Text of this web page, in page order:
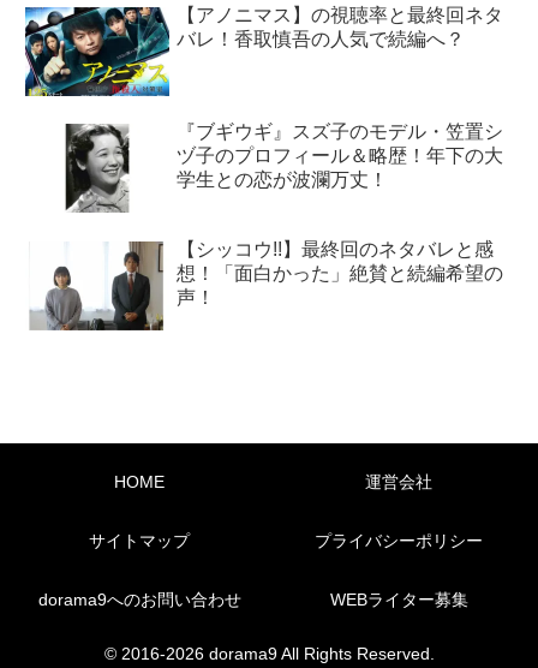
バレ！香取慎吾の人気で続編へ？
ヅ子のプロフィール＆略歴！年下の大
学生との恋が波瀾万丈！
想！「面白かった」絶賛と続編希望の
声！